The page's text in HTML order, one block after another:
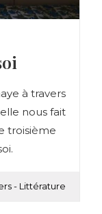
à travers
nous fait
troisième
- Littérature